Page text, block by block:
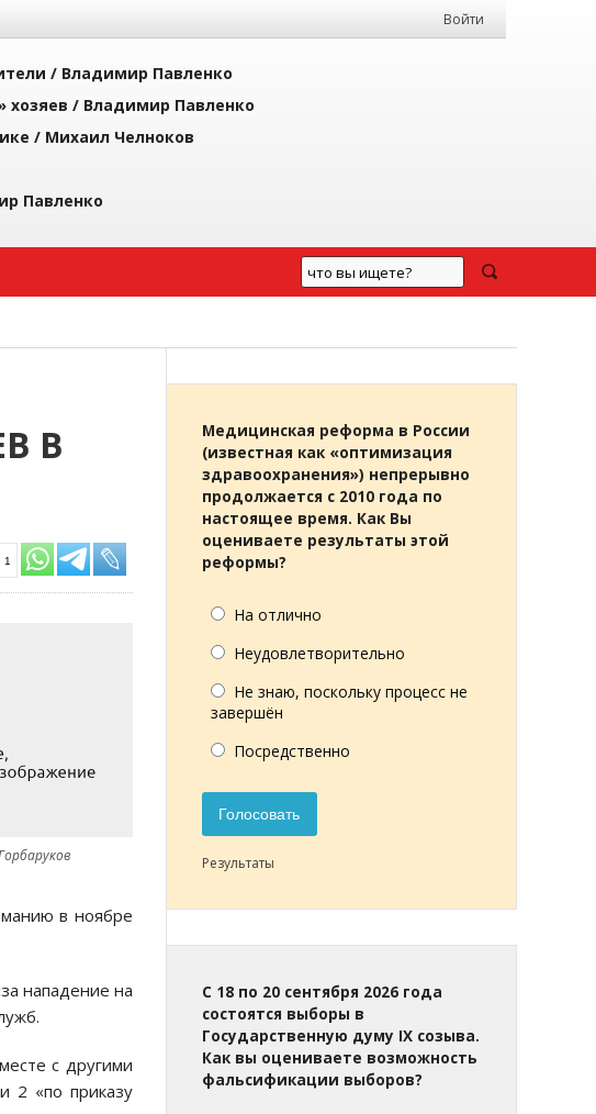
Войти
/ Владимир Павленко
хозяев / Владимир Павленко
/ Михаил Челноков
Павленко
В
1
в ноябре
нападение на
с другими
2 «по приказу
Медицинская реформа в России
(известная как «оптимизация
здравоохранения») непрерывно
продолжается с 2010 года по
настоящее время. Как Вы
оцениваете результаты этой
реформы?
На отлично
Неудовлетворительно
Не знаю, поскольку процесс не
завершён
Посредственно
Голосовать
Результаты
С 18 по 20 сентября 2026 года
состоятся выборы в
Государственную думу IX созыва.
Как вы оцениваете возможность
фальсификации выборов?